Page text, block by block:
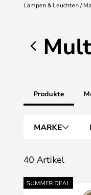
Lampen & Leuchten
Produkte
MARKE
40 Artikel
SUMMER DEAL